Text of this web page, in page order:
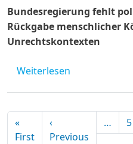
Bundesregierung fehlt
Rückgabe menschlicher
Unrechtskontexten
Weiterlesen
Seitennummerierung
«
FirstErste Seite
‹
Previous
… 5